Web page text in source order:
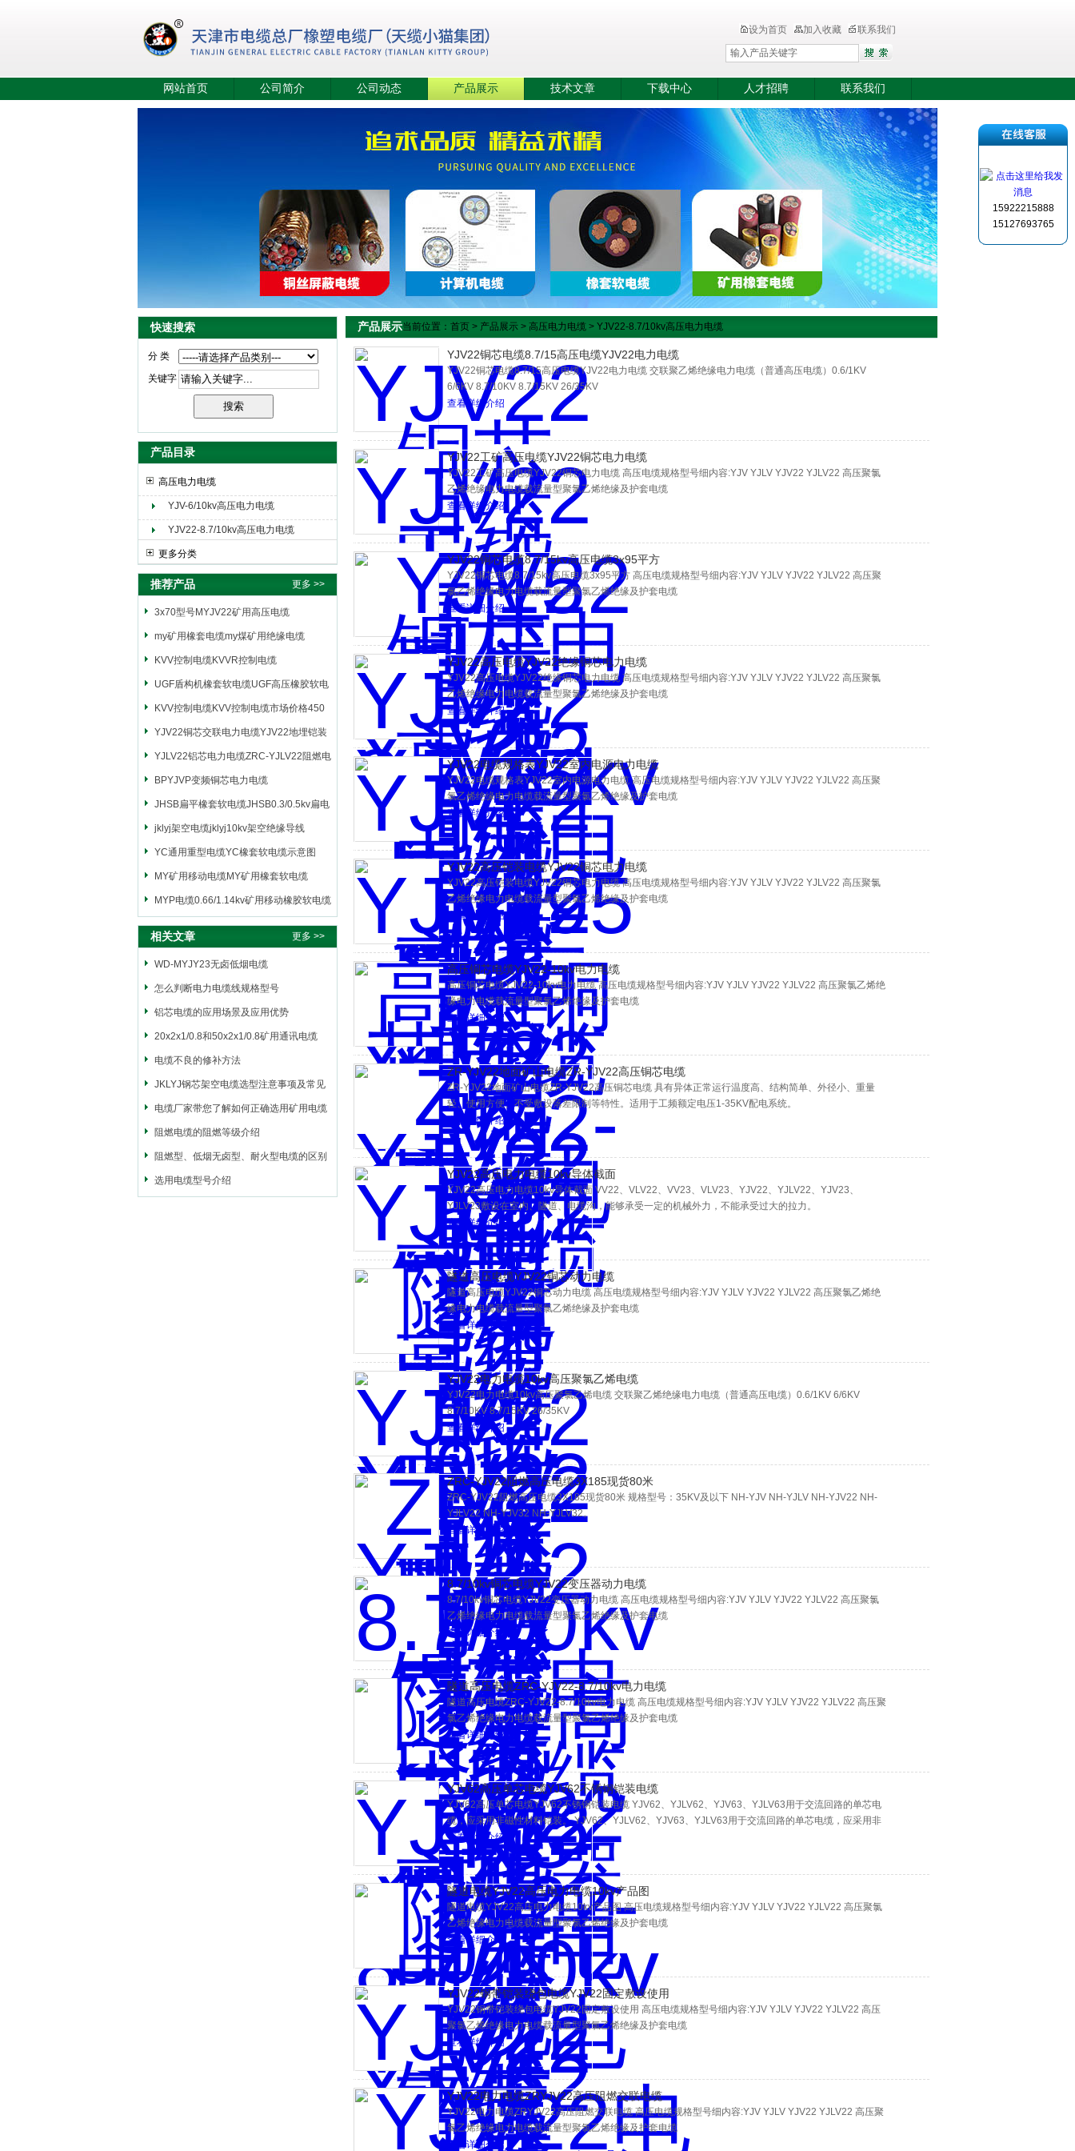
天津市电缆总厂橡塑电缆厂（天缆小猫集团）
设为首页 加入收藏 联系我们
网站首页 公司简介 公司动态 产品展示 技术文章 下载中心 人才招聘 联系我们
快速搜索
分 类
关键字
产品目录
高压电力电缆
YJV-6/10kv高压电力电缆
YJV22-8.7/10kv高压电力电缆
更多分类
推荐产品 更多 >>
3x70型号MYJV22矿用高压电缆
my矿用橡套电缆my煤矿用绝缘电缆
KVV控制电缆KVVR控制电缆
UGF盾构机橡套软电缆UGF高压橡胶软电
缆
KVV控制电缆KVV控制电缆市场价格450
YJV22铜芯交联电力电缆YJV22地埋铠装
电源电缆
YJLV22铝芯电力电缆ZRC-YJLV22阻燃电
力电缆
BPYJVP变频铜芯电力电缆
JHSB扁平橡套软电缆JHSB0.3/0.5kv扁电
缆
jklyj架空电缆jklyj10kv架空绝缘导线
YC通用重型电缆YC橡套软电缆示意图
MY矿用移动电缆MY矿用橡套软电缆
MYP电缆0.66/1.14kv矿用移动橡胶软电缆
相关文章 更多 >>
WD-MYJY23无卤低烟电缆
怎么判断电力电缆线规格型号
铝芯电缆的应用场景及应用优势
20x2x1/0.8和50x2x1/0.8矿用通讯电缆
电缆不良的修补方法
JKLYJ钢芯架空电缆选型注意事项及常见
问题
电缆厂家带您了解如何正确选用矿用电缆
阻燃电缆的阻燃等级介绍
阻燃型、低烟无卤型、耐火型电缆的区别
是什么？
选用电缆型号介绍
产品展示当前位置： 首页 > 产品展示 > 高压电力电缆 > YJV22-8.7/10kv高压电力电缆
YJV22铜芯电缆8.7/15高压电缆YJV22电力电缆
YJV22铜芯电缆8.7/15高压电缆YJV22电力电缆 交联聚乙烯绝缘电力电缆（普通高压电缆）0.6/1KV
6/6KV 8.7/10KV 8.7/15KV 26/35KV
查看详细介绍
YJV22工矿高压电缆YJV22铜芯电力电缆
YJV22工矿高压电缆YJV22铜芯电力电缆 高压电缆规格型号细内容:YJV YJLV YJV22 YJLV22 高压聚氯
乙烯绝缘电力电缆载流量型聚氯乙烯绝缘及护套电缆
查看详细介绍
YJV22铜芯电缆8.7/15kv高压电缆3x95平方
YJV22铜芯电缆8.7/15kv高压电缆3x95平方 高压电缆规格型号细内容:YJV YJLV YJV22 YJLV22 高压聚
氯乙烯绝缘电力电缆载流量型聚氯乙烯绝缘及护套电缆
查看详细介绍
YJV22高压电缆YJV22绝缘铜芯电力电缆
YJV22高压电缆YJV22绝缘铜芯电力电缆 高压电缆规格型号细内容:YJV YJLV YJV22 YJLV22 高压聚氯
乙烯绝缘电力电缆载流量型聚氯乙烯绝缘及护套电缆
查看详细介绍
YJV22电缆规格表YJV22室内电源电力电缆
YJV22电缆规格表YJV22室内电源电力电缆 高压电缆规格型号细内容:YJV YJLV YJV22 YJLV22 高压聚
氯乙烯绝缘电力电缆载流量型聚氯乙烯绝缘及护套电缆
查看详细介绍
YJV22高压铠装电缆YJV22铜芯电力电缆
YJV22高压铠装电缆YJV22铜芯电力电缆 高压电缆规格型号细内容:YJV YJLV YJV22 YJLV22 高压聚氯
乙烯绝缘电力电缆载流量型聚氯乙烯绝缘及护套电缆
查看详细介绍
高压铜芯电缆YJV22-10kv电力电缆
高压铜芯电缆YJV22-10kv电力电缆 高压电缆规格型号细内容:YJV YJLV YJV22 YJLV22 高压聚氯乙烯绝
缘电力电缆载流量型聚氯乙烯绝缘及护套电缆
查看详细介绍
ZR-YJV22地面矿山电缆ZR-YJV22高压铜芯电缆
ZR-YJV22地面矿山电缆ZR-YJV22高压铜芯电缆 具有异体正常运行温度高、结构简单、外径小、重量
轻、使用方便、不受敷设落差限制等特性。适用于工频额定电压1-35KV配电系统。
查看详细介绍
YJV22高压电力电缆10kv导体截面
YJV22高压电力电缆10kv导体截面 VV22、VLV22、VV23、VLV23、YJV22、YJLV22、YJV23、
YJLV23敷设在室内、隧道、电缆沟，能够承受一定的机械外力，不能承受过大的拉力。
查看详细介绍
隧道高压电缆YJV22铜芯动力电缆
隧道高压电缆YJV22铜芯动力电缆 高压电缆规格型号细内容:YJV YJLV YJV22 YJLV22 高压聚氯乙烯绝
缘电力电缆载流量型聚氯乙烯绝缘及护套电缆
查看详细介绍
YJV22电力电缆10kv高压聚氯乙烯电缆
YJV22电力电缆10kv高压聚氯乙烯电缆 交联聚乙烯绝缘电力电缆（普通高压电缆）0.6/1KV 6/6KV
8.7/10KV 8.7/15KV 26/35KV
查看详细介绍
ZRC-YJV22阻燃高压电缆3X185现货80米
ZRC-YJV22阻燃高压电缆3X185现货80米 规格型号：35KV及以下 NH-YJV NH-YJLV NH-YJV22 NH-
YJLV22 NH-YJV32 NH-YJLV32。
查看详细介绍
8.7/10kv铜芯电缆YJV22变压器动力电缆
8.7/10kv铜芯电缆YJV22变压器动力电缆 高压电缆规格型号细内容:YJV YJLV YJV22 YJLV22 高压聚氯
乙烯绝缘电力电缆载流量型聚氯乙烯绝缘及护套电缆
查看详细介绍
隧道高压电缆ZRC-YJV22-8.7/10kv电力电缆
隧道高压电缆ZRC-YJV22-8.7/10kv电力电缆 高压电缆规格型号细内容:YJV YJLV YJV22 YJLV22 高压聚
氯乙烯绝缘电力电缆载流量型聚氯乙烯绝缘及护套电缆
查看详细介绍
YJV62高压单芯电缆YJV62不锈钢铠装电缆
YJV62高压单芯电缆YJV62不锈钢铠装电缆 YJV62、YJLV62、YJV63、YJLV63用于交流回路的单芯电
缆，应采用非磁性材料铠装。 YJV62、YJLV62、YJV63、YJLV63用于交流回路的单芯电缆，应采用非
磁性材料铠装。
查看详细介绍
隧道电缆YJV22高压电力电缆10kv产品图
隧道电缆YJV22高压电力电缆10kv产品图 高压电缆规格型号细内容:YJV YJLV YJV22 YJLV22 高压聚氯
乙烯绝缘电力电缆载流量型聚氯乙烯绝缘及护套电缆
查看详细介绍
YJV22钢带铠装绕包电缆YJV22固定敷设使用
YJV22钢带铠装绕包电缆YJV22固定敷设使用 高压电缆规格型号细内容:YJV YJLV YJV22 YJLV22 高压
聚氯乙烯绝缘电力电缆载流量型聚氯乙烯绝缘及护套电缆
查看详细介绍
YJV22电力电缆ZRYJV22高压阻燃交联电缆
YJV22电力电缆ZRYJV22高压阻燃交联电缆 高压电缆规格型号细内容:YJV YJLV YJV22 YJLV22 高压聚
氯乙烯绝缘电力电缆载流量型聚氯乙烯绝缘及护套电缆
查看详细介绍
15922215888
15127693765